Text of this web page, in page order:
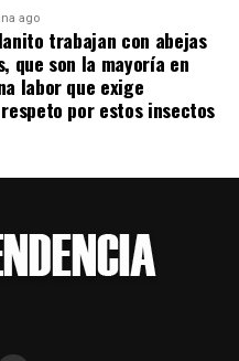
ago
trabajan con abejas
que son la mayoría en
labor que exige
por estos insectos